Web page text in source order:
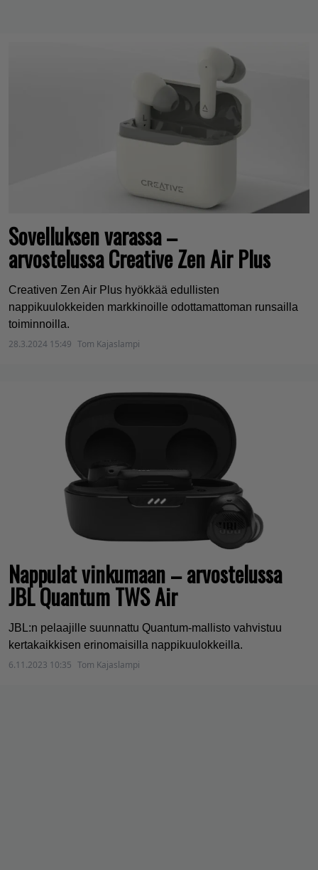
Sovelluksen varassa –
arvostelussa Creative Zen Air Plus
Creativen Zen Air Plus hyökkää edullisten
nappikuulokkeiden markkinoille odottamattoman runsailla
toiminnoilla.
28.3.2024 15:49 Tom Kajaslampi
Nappulat vinkumaan – arvostelussa
JBL Quantum TWS Air
JBL:n pelaajille suunnattu Quantum-mallisto vahvistuu
kertakaikkisen erinomaisilla nappikuulokkeilla.
6.11.2023 10:35 Tom Kajaslampi